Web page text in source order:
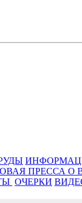
ПРЕССА О
ОЧЕРКИ